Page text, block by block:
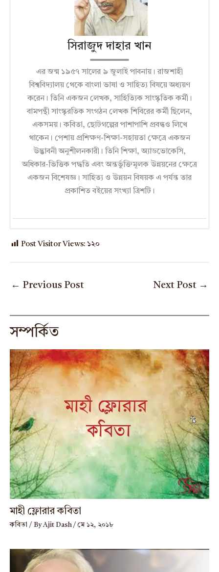
সিরাজুদ দাহার খান
এর জন্ম ১৯৫৭ সালের ৯ জুলাই পাবনায়। রাজশাহী
বিশ্ববিদ্যালয় থেকে বাংলা ভাষা ও সাহিত্য বিষয়ে অধ্যয়ণ
করেন। তিনি একজন লেখক, সাহিত্যিক সাংস্কৃতিক কর্মী।
বামপন্থী সাংস্কৃরতিক সংগঠন লেখক শিবিরের কর্মী ছিলেন,
একসময়। কবিতা, ছোটগল্পের পাশাপাশি প্রবন্ধও লিখে
থাকেন। পেশায় প্রশিক্ষণ-শিক্ষা-সহায়তা ক্ষেত্রে একজন
উদ্ভাবনী অনুশীলনকারী। তিনি শিক্ষা, অ্যাডভোকেসি,
অধিকার-ভিত্তিক পদ্ধতি এবং অন্তর্ভুক্তিমূলক উন্নয়নের ক্ষেত্রে
একজন বিশেষজ্ঞ। সাহিত্য ও উন্নয়ন বিষয়ক এ পর্যন্ত তার
প্রকাশিত বইয়ের সংখ্যা ত্রিশটি।
Post Visitor Views: ১২০
← Previous Post Next Post →
সম্পর্কিত
মাহী ফ্লোরার কবিতা
কবিতা / By Ajit Dash / মে ১২, ২০১৮